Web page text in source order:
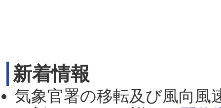
新着情報
気象官署の移転及び風向風